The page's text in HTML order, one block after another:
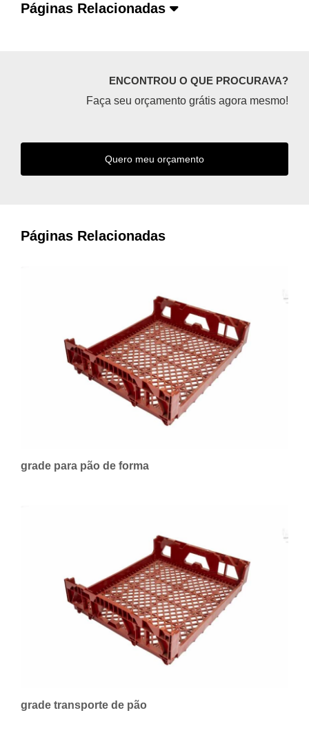
Páginas Relacionadas
ENCONTROU O QUE PROCURAVA?
Faça seu orçamento grátis agora mesmo!
Quero meu orçamento
Páginas Relacionadas
grade para pão de forma
grade transporte de pão